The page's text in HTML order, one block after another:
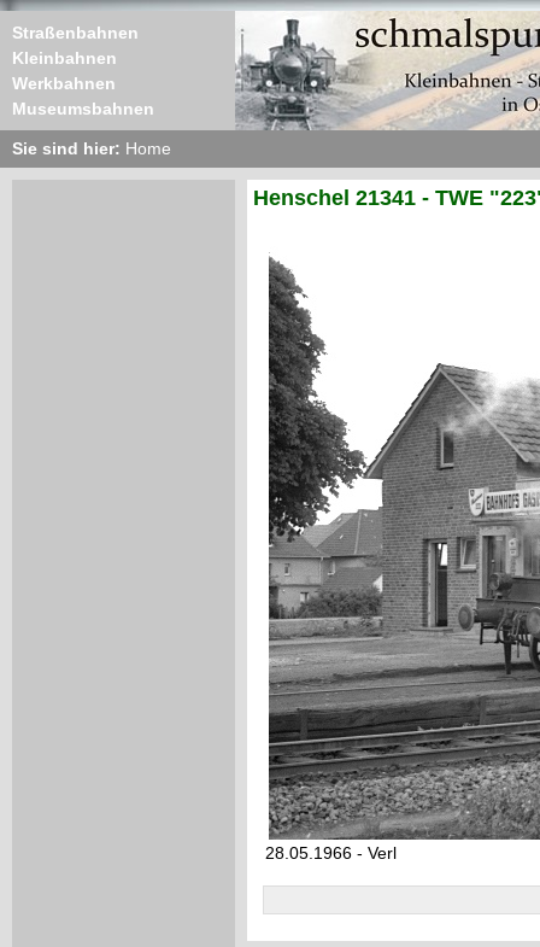
Straßenbahnen
Kleinbahnen
Werkbahnen
Museumsbahnen
Sie sind hier: Home
Henschel 21341 - TWE
28.05.1966 - Verl